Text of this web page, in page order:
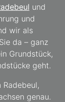
und
und
wir als
da – ganz
Grundstück,
geht.
genau.